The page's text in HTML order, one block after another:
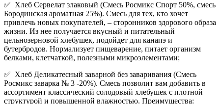
✅ Хлеб Сервелат злаковый (Смесь Росмикс Спорт 50%, смесь
Бородинская ароматная 25%). Смесь для тех, кто хочет
привлечь новых покупателей, – сторонников здорового образа
жизни. Из нее получается вкусный и питательный
цельнозерновой хлебушек, подойдет для канапэ и
бутербродов. Нормализует пищеварение, питает организм
белками, клетчаткой, полезными микроэлементами;
✅ Хлеб Деликатесный заварной без заваривания (Смесь
Росмикс заварка № 3 -20%). Смесь позволит вам добавить в
ассортимент классический солодовый хлебушек с плотной
структурой и повышенной влажностью. Преимущества: